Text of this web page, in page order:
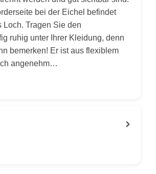
bei der Eichel befindet
Loch. Tragen Sie den
ruhig unter Ihrer Kleidung, denn
bemerken! Er ist aus flexiblem
angenehm…